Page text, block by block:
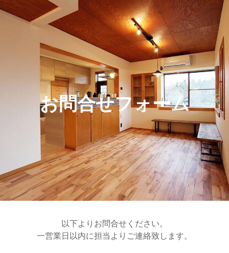
お問合せフォーム
以下よりお問合せください。
一営業日以内に担当よりご連絡致します。